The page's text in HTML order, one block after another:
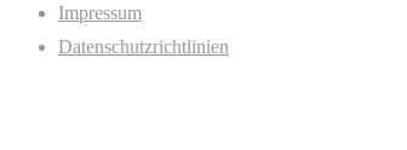
Impressum
Datenschutzrichtlinien